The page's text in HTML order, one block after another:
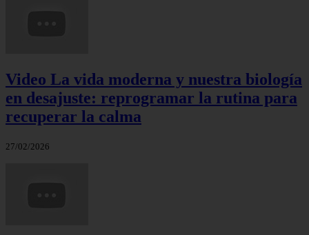
Video La vida moderna y nuestra biología
en desajuste: reprogramar la rutina para
recuperar la calma
27/02/2026